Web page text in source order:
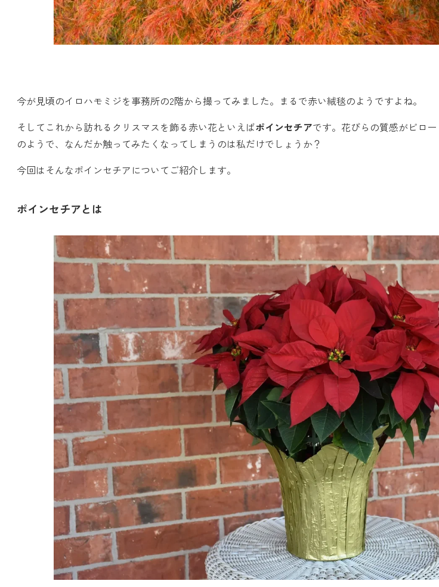
今が見頃のイロハモミジを事務所の2階から撮ってみました。まるで赤い絨毯のようですよね。
そしてこれから訪れるクリスマスを飾る赤い花といえばポインセチアです。花びらの質感がビロー
のようで、なんだか触ってみたくなってしまうのは私だけでしょうか？
今回はそんなポインセチアについてご紹介します。
ポインセチアとは